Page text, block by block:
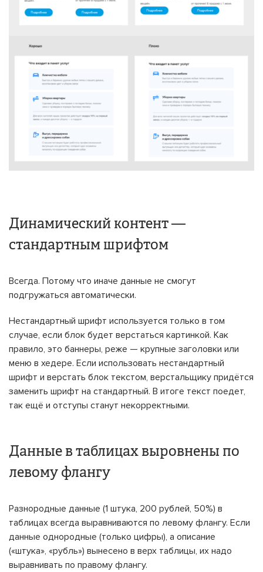
Динамический контент —
стандартным шрифтом
Всегда. Потому что иначе данные не смогут
подгружаться автоматически.
Нестандартный шрифт используется только в том
случае, если блок будет верстаться картинкой. Как
правило, это баннеры, реже — крупные заголовки или
меню в хедере. Если использовать нестандартный
шрифт и верстать блок текстом, верстальщику придётся
заменить шрифт на стандартный. В итоге текст поедет,
так ещё и отступы станут некорректными.
Данные в таблицах выровнены по
левому флангу
Разнородные данные (1 штука, 200 рублей, 50%) в
таблицах всегда выравниваются по левому флангу. Если
данные однородные (только цифры), а описание
(«штука», «рубль») вынесено в верх таблицы, их надо
выравнивать по правому флангу.